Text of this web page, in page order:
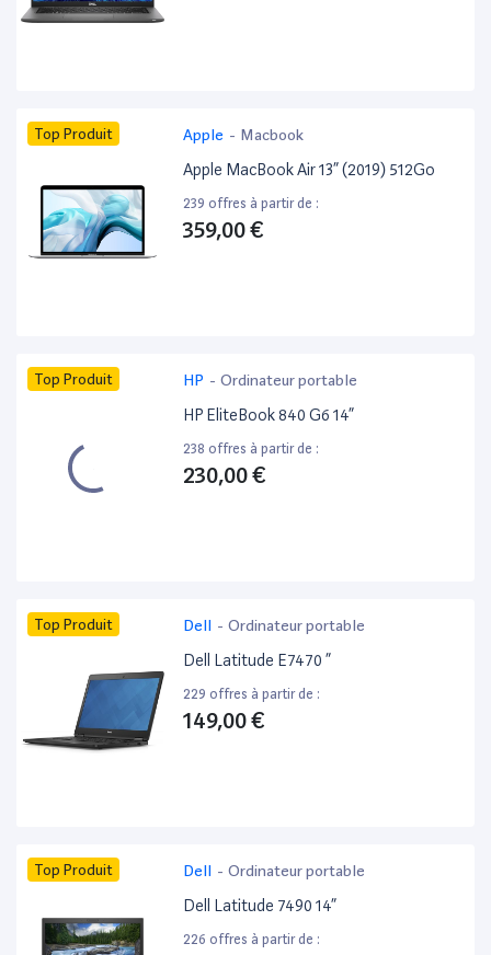
Top Produit Apple - Macbook
Apple MacBook Air 13” (2019) 512Go
239 offres à partir de :
359,00 €
Top Produit HP - Ordinateur portable
HP EliteBook 840 G6 14”
238 offres à partir de :
230,00 €
Top Produit Dell - Ordinateur portable
Dell Latitude E7470 ”
229 offres à partir de :
149,00 €
Top Produit Dell - Ordinateur portable
Dell Latitude 7490 14”
226 offres à partir de :